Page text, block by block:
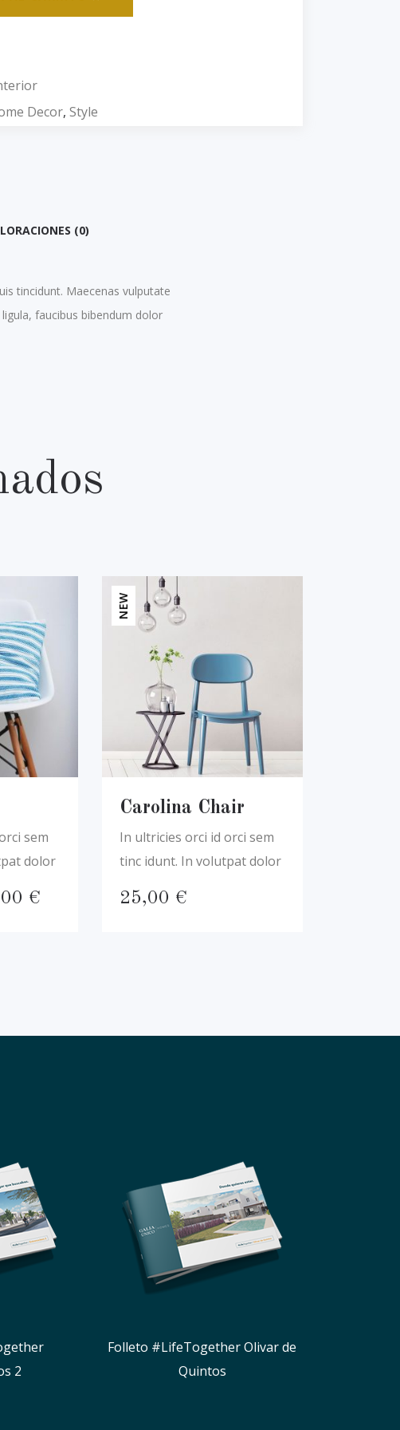
Decor, Style
(0)
tincidunt. Maecenas vulputate
faucibus bibendum dolor
sem
dolor
€El
NEW
Carolina Chair
In ultricies orci id orci sem
tinc idunt. In volutpat dolor
25,00 €
2
Folleto #LifeTogether Olivar de
Quintos